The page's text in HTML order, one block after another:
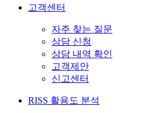
고객센터
자주 찾는 질문
상담 신청
상담 내역 확인
고객제안
신고센터
RISS 활용도 분석